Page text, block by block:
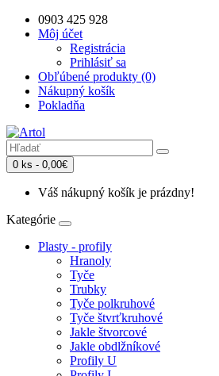
0903 425 928
Môj účet
Registrácia
Prihlásiť sa
Obľúbené produkty (0)
Nákupný košík
Pokladňa
0 ks - 0,00€
Váš nákupný košík je prázdny!
Kategórie
Plasty - profily
Hranoly
Tyče
Trubky
Tyče polkruhové
Tyče štvrťkruhové
Jakle štvorcové
Jakle obdlžníkové
Profily U